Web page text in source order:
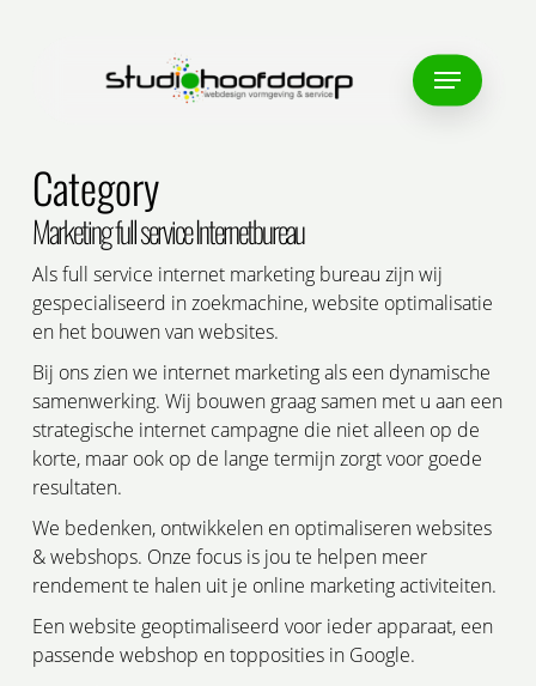
Menu
Category
Marketing full service Internetbureau
Als full service internet marketing bureau zijn wij
gespecialiseerd in zoekmachine, website optimalisatie
en het bouwen van websites.
Bij ons zien we internet marketing als een dynamische
samenwerking. Wij bouwen graag samen met u aan een
strategische internet campagne die niet alleen op de
korte, maar ook op de lange termijn zorgt voor goede
resultaten.
We bedenken, ontwikkelen en optimaliseren websites
& webshops. Onze focus is jou te helpen meer
rendement te halen uit je online marketing activiteiten.
Een website geoptimaliseerd voor ieder apparaat, een
passende webshop en topposities in Google.